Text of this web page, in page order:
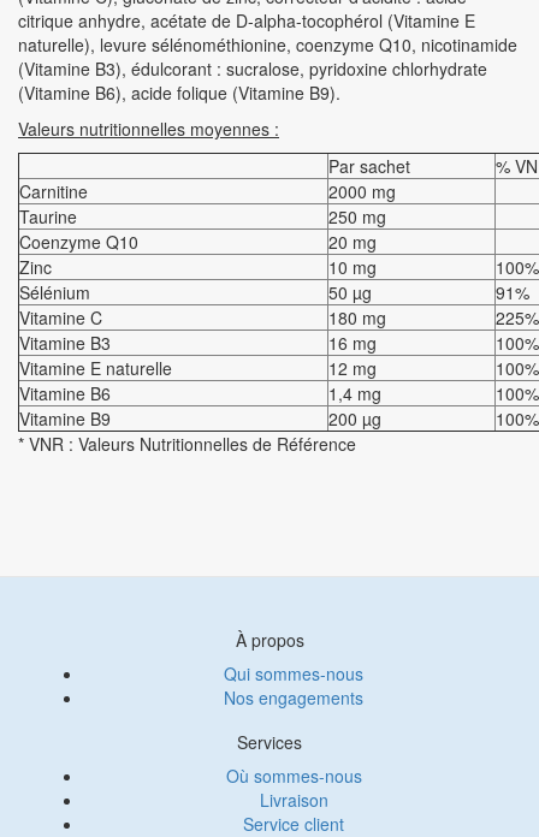
citrique anhydre, acétate de D-alpha-tocophérol (Vitamine E
naturelle), levure sélénométhionine, coenzyme Q10, nicotinamide
(Vitamine B3), édulcorant : sucralose, pyridoxine chlorhydrate
(Vitamine B6), acide folique (Vitamine B9).
Valeurs nutritionnelles moyennes :
Par sachet
%
Carnitine
2000 mg
Taurine
250 mg
Coenzyme Q10
20 mg
Zinc
10 mg
100%
Sélénium
50 µg
91%
Vitamine C
180 mg
225%
Vitamine B3
16 mg
100%
Vitamine E naturelle
12 mg
100%
Vitamine B6
1,4 mg
100%
Vitamine B9
200 µg
100%
* VNR : Valeurs Nutritionnelles de Référence
À propos
Qui sommes-nous
Nos engagements
Services
Où sommes-nous
Livraison
Service client